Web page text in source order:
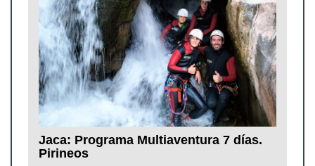
Jaca: Programa Multiaventura 7 días.
Pirineos